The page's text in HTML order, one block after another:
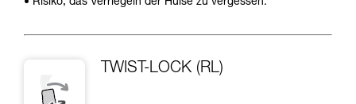
• Risiko, das Verriegeln der Hülse zu vergessen.
TWIST-LOCK (RL)